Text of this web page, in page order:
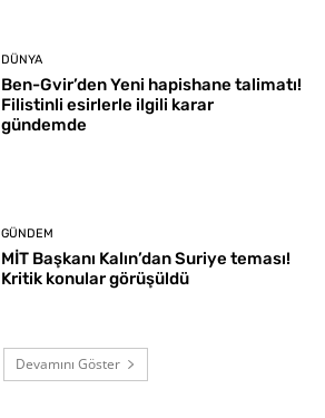
DÜNYA
Ben-Gvir’den Yeni hapishane talimatı!
Filistinli esirlerle ilgili karar
gündemde
GÜNDEM
MİT Başkanı Kalın’dan Suriye teması!
Kritik konular görüşüldü
Devamını Göster